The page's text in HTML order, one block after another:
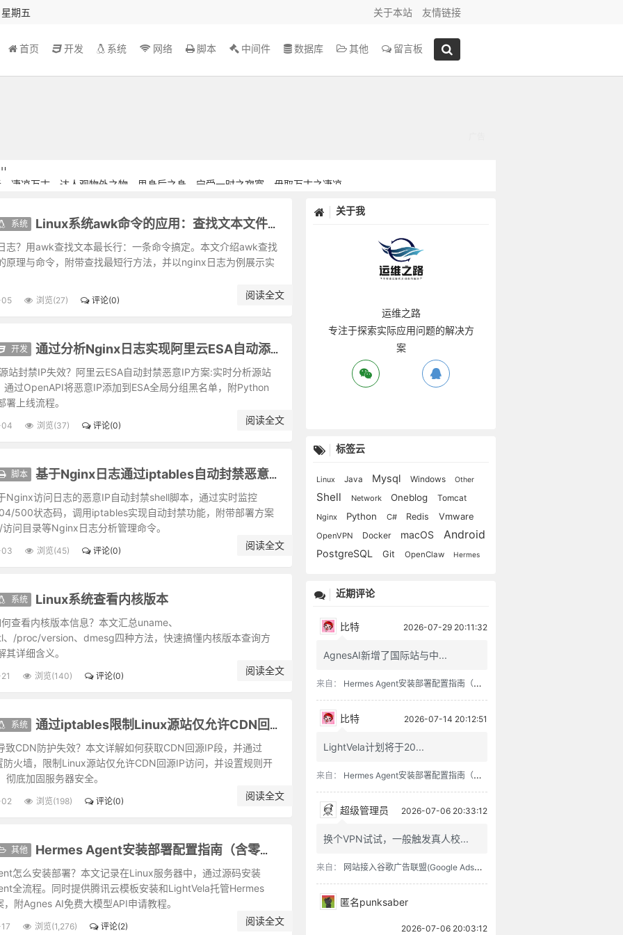
期五 关于本站 友情链接
首页 开发 系统 网络 脚本 中间件 数据库 其他 留言板
尤洁；智械机巧，不知者为高，知之而不用者为尤高。
，才是进德修行的砥石。若言言悦耳，事事快心，便把此生埋在鸩毒中矣。
欣欣。可见天地不可一日无和气，人心不可一日无喜神。
昼夜奔驰，而贞明万古不易。故君子闲时要有吃紧的心思，忙处要有悠闲的趣味。
，甘卑膝奴颜。盖志以淡泊明，而节从肥甘丧也。
；身后的惠泽要流得久，使人有不匮之思。
减三分让人尝：此是涉世一极安乐法。
流；为学无甚增益功夫，减除得物累便超圣境。
过，当不得一个“悔”字。
忌我，鬼神不能损我。若业必求满，功必求盈者，不生内变，必招外忧。
心和气、愉色婉言，使父母兄弟间形骸两释、意气交流，胜于调息观心万倍矣。
善毋过高，当使其可从。
而后正气伸。情欲意识，尽属妄心；消杀得妄心尽，而后真心现。
，则男女之见尽绝。故人常以事后之悔悟，破临事之痴迷，则性定而动无不正。
泉之下，须要怀廊庙的经纶。
感德，无怨便是德。
之士，要观其末路。
其行矣，如何能享？聪明人宜敛藏而反炫耀，是聪明而愚懵其病矣，如何能不败？
明之太霭；守静而后知好动之过劳，养默而后知多言之为躁。
道德仁义之心下，才可入圣。
色未必障道，聪明乃障道之藩屏。
退一步之法；行得去处，务加让三分之功。
不难于恭，而难于有礼。
宁谢纷华而甘澹泊，遗个清白在乾坤。
指便深入万仞；理路上事，毋惮其难而稍为退步，一退步便远隔千山。
浓；念头淡者，自待薄，待人亦薄，事事皆淡。故君子居常嗜好，不可太浓艳，亦不宜太枯寂。
所牢笼；人定胜天，志一动气，君子亦不受造化之陶铸。
足，如何超达？处世不退一步处，如飞蛾投烛，羝羊触藩，如何安乐？
留意于事功名誉，必无实诣；读书而寄兴于吟咏风雅，定不深心。
系统
Linux系统awk命令的应用：查找文本文件中最长行
志？用awk查找文本最长行：一条命令搞定。本文介绍awk查找
原理与命令，附带查找最短行方法，并以nginx日志为例展示实
浏览(27) 评论(0) 阅读全文
开发
通过分析Nginx日志实现阿里云ESA自动添加黑名单
站封禁IP失效？阿里云ESA自动封禁恶意IP方案:实时分析源站
过OpenAPI将恶意IP添加到ESA全局分组黑名单，附Python
署上线流程。
浏览(37) 评论(0) 阅读全文
脚本
基于Nginx日志通过iptables自动封禁恶意IP的脚本
Nginx访问日志的恶意IP自动封禁shell脚本，通过实时监控
500状态码，调用iptables实现自动封禁功能，附带部署方案
问目录等Nginx日志分析管理命令。
浏览(45) 评论(0) 阅读全文
系统 Linux系统查看内核版本
查看内核版本信息？本文汇总uname、
/proc/version、dmesg四种方法，快速搞懂内核版本查询方
其详细含义。
浏览(140) 评论(0) 阅读全文
系统
通过iptables限制Linux源站仅允许CDN回源IP访问
致CDN防护失效？本文详解如何获取CDN回源IP段，并通过
火墙，限制Linux源站仅允许CDN回源IP访问，并设置规则开
彻底加固服务器安全。
浏览(198) 评论(0) 阅读全文
其他
Hermes Agent安装部署配置指南（含零成本接入方案）
怎么安装部署？本文记录在Linux服务器中，通过源码安装
全流程。同时提供腾讯云模板安装和LightVela托管Hermes
附Agnes AI免费大模型API申请教程。
浏览(1,276) 评论(2) 阅读全文
关于我
运维之路
专注于探索实际应用问题的解决方
案
标签云
Linux Java Mysql Windows Other
Shell Network Oneblog Tomcat
Nginx Python C# Redis Vmware
OpenVPN Docker macOS Android
PostgreSQL Git OpenClaw Hermes
近期评论
比特 2026-07-29 20:11:32
AgnesAI新增了国际站与中...
来自： Hermes Agent安装部署配置指南（含零成本接入方案）
比特 2026-07-14 20:12:51
LightVela计划将于20...
来自： Hermes Agent安装部署配置指南（含零成本接入方案）
超级管理员 2026-07-06 20:33:12
换个VPN试试，一般触发真人校...
来自： 网站接入谷歌广告联盟(Google Adsense)过程记录
匿名punksaber
2026-07-06 20:03:12